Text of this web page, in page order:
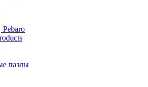
Pebaro
пазлы